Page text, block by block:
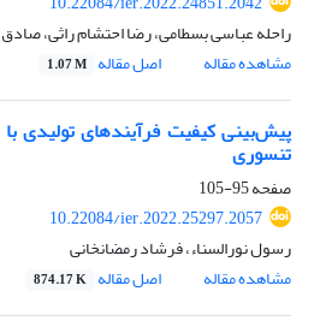
راحله عباسی بسطامی، رضا احتشام راثی،
مشاهده مقاله
اصل مقاله 1.07 M
پیش‌بینی کیفیت فرآیندهای تولیدی
تنسوری
صفحه95-105
10.22084/ier.2022.25297.2057
رسول نورالسناء، فرشاد رمضانخانی
مشاهده مقاله
اصل مقاله 874.17 K